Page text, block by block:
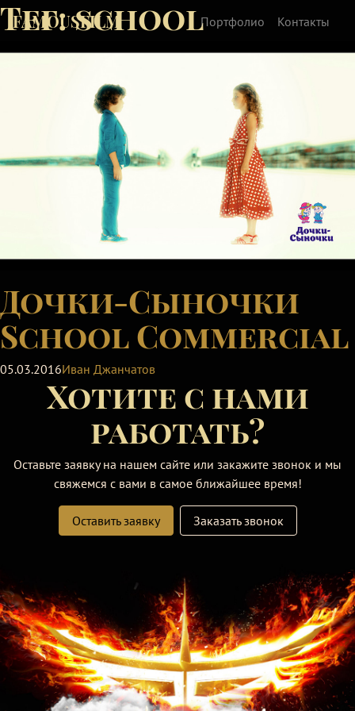
FAMOUSFILM Портфолио Контакты
Тег:school
Дочки-Сыночки
School Commercial
05.03.2016Иван Джанчатов
Хотите с нами
работать?
Оставьте заявку на нашем сайте или закажите звонок и мы
свяжемся с вами в самое ближайшее время!
Оставить заявку Заказать звонок